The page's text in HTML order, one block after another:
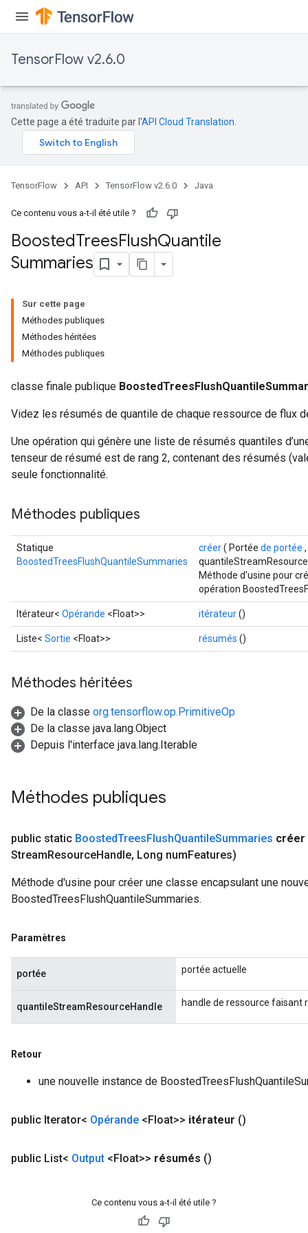
TensorFlow v2.6.0
Cette page a été traduite par l'API Cloud Translation
TensorFlow API TensorFlow v2.6.0 Java
Ce contenu vous a-t-il été utile ?
BoostedTreesFlushQuantile
Summaries
Sur cette page
Méthodes publiques
Méthodes héritées
Méthodes publiques
classe finale publique
Videz les résumés de quantile de chaque ressource de flux
Une opération qui génère une liste de résumés quantiles
tenseur de résumé est de rang 2, contenant des résumés
seule fonctionnalité.
Méthodes publiques
Statique
BoostedTreesFlushQuantileSummaries
créer( Portée de portée ,
Méthode d'usine pour
opération
Itérateur< Opérande <Float>> itérateur()
Liste< Sortie <Float>> résumés ()
Méthodes héritées
De la classe org.tensorflow.op.PrimitiveOp
De la classe java.lang.Object
Depuis l'interface java.lang.Iterable
Méthodes publiques
public static BoostedTreesFlushQuantileSummaries créer
StreamResourceHandle, Long numFeatures)
Méthode d'usine pour créer une classe encapsulant une
BoostedTreesFlushQuantileSummaries.
Paramètres
portée portée actuelle
quantileStreamResourceHandle handle de ressource faisant
Retour
une nouvelle instance de
public Iterator< Opérande <Float>> itérateur ()
public List< Output <Float>> résumés ()
Ce contenu vous a-t-il été utile ?